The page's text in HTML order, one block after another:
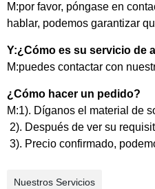
M:por favor, póngase en
hablar, podemos garantizar
Y:¿Cómo es su servicio de
M:puedes contactar con
¿Cómo hacer un pedido?
M:1). Díganos el material de
2). Después de ver su
3). Precio confirmado,
Nuestros Servicios